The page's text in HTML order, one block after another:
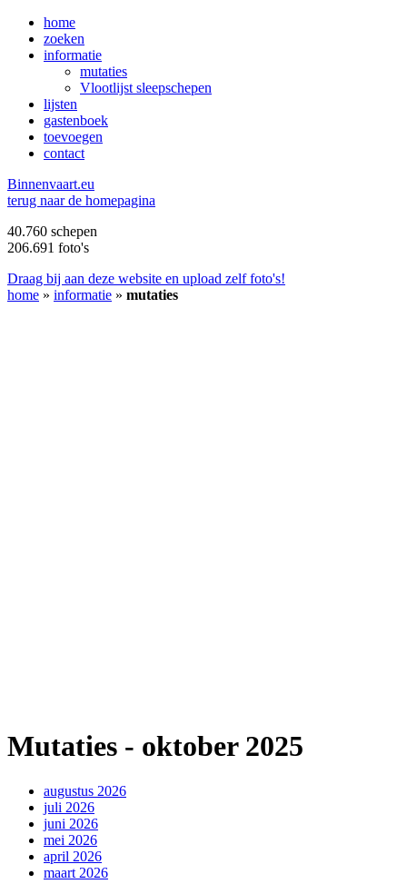
home
zoeken
informatie
mutaties
Vlootlijst sleepschepen
lijsten
gastenboek
toevoegen
contact
Binnenvaart.eu
terug naar de homepagina
40.760 schepen
206.691 foto's
Draag bij aan deze website en upload zelf foto's!
home » informatie » mutaties
Mutaties - oktober 2025
augustus 2026
juli 2026
juni 2026
mei 2026
april 2026
maart 2026